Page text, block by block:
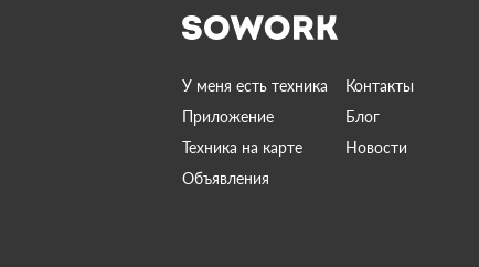
У меня есть техника
Контакты
Приложение
Блог
Техника на карте
Новости
Объявления